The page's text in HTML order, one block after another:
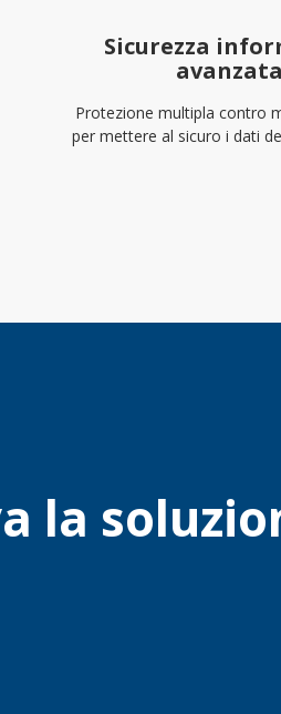
Sicurezza
avanzata
Protezione multipla contro
per mettere al sicuro i dati
la